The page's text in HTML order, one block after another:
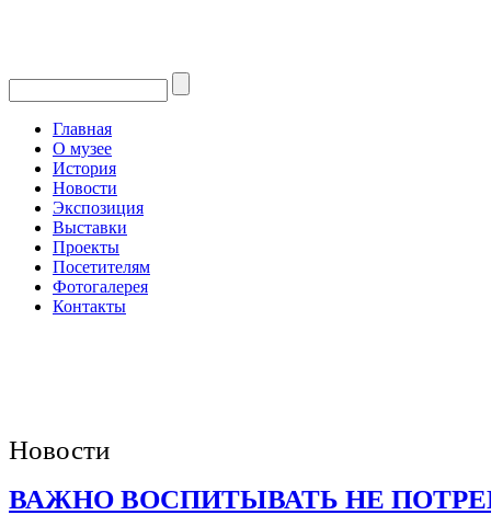
Главная
О музее
История
Новости
Экспозиция
Выставки
Проекты
Посетителям
Фотогалерея
Контакты
Новости
ВАЖНО ВОСПИТЫВАТЬ НЕ